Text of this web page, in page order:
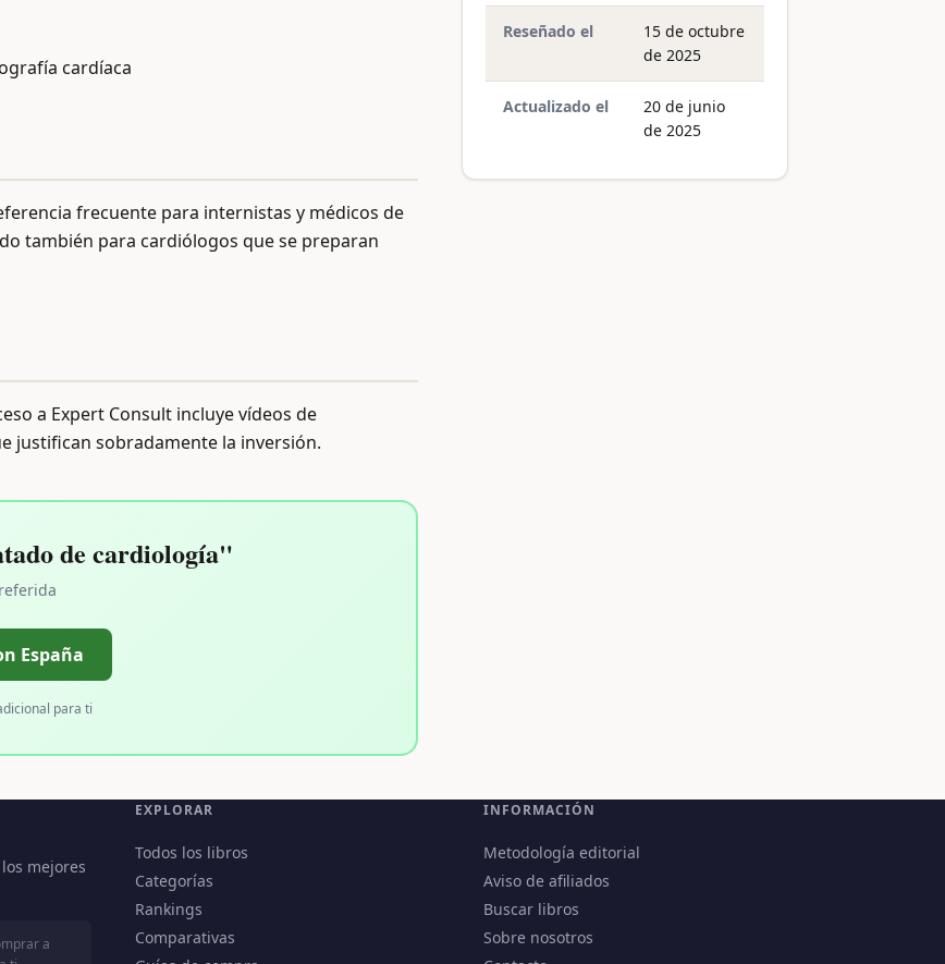
cardíaca
frecuente para internistas y médicos de
también para cardiólogos que se preparan
a Expert Consult incluye vídeos de
justifican sobradamente la inversión.
de cardiología"
España
para ti
Reseñado el
15 de octubre
de 2025
Actualizado el
20 de junio
de 2025
mejores
a
EXPLORAR
Todos los libros
Categorías
Rankings
Comparativas
INFORMACIÓN
Metodología editorial
Aviso de afiliados
Buscar libros
Sobre nosotros